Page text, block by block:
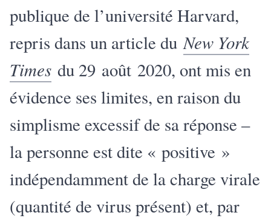
publique de l’université Harvard,
repris dans un article duNew York
Times du 29 août 2020, ont mis en
évidence ses limites, en raison du
simplisme excessif de sa réponse –
la personne est dite « positive »
indépendamment de la charge virale
(quantité de virus présent) et, par